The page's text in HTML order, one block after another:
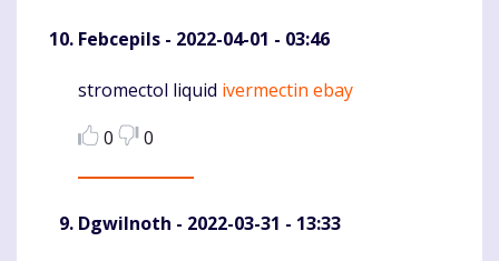
Febcepils - 2022-04-01 - 03:46
Komentaras
stromectol liquid ivermectin ebay
0
0
DgwiInoth - 2022-03-31 - 13:33